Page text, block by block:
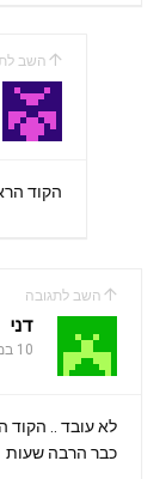
השב
הקוד
השב לתגובה
דני
10 במרץ 2023 at 22:38
לא עובד .. הקוד
כבר הרבה שעות